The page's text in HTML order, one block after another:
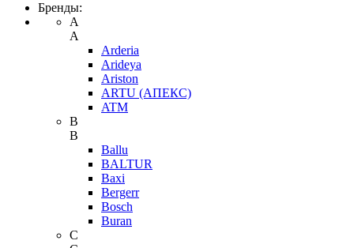
Бренды:
A
A
Arderia
Arideya
Ariston
ARTU (АПЕКС)
ATM
B
B
Ballu
BALTUR
Baxi
Bergerr
Bosch
Buran
C